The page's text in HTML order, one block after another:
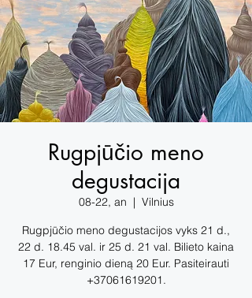
Rugpjūčio meno
degustacija
08-22, an
  |
Vilnius
Rugpjūčio meno degustacijos vyks 21 d.,
22 d. 18.45 val. ir 25 d. 21 val. Bilieto kaina
17 Eur, renginio dieną 20 Eur. Pasiteirauti
+37061619201.